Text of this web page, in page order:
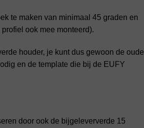
te maken van minimaal 45 graden en
ook mee monteerd).
houder, je kunt dus gewoon de oude
en de template die bij de EUFY
door ook de bijgeleververde 15